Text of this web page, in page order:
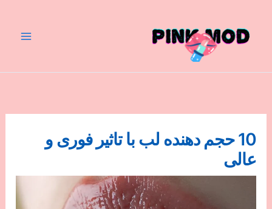
محتوا
10 حجم دهنده لب با تاثیر فوری و
عالی